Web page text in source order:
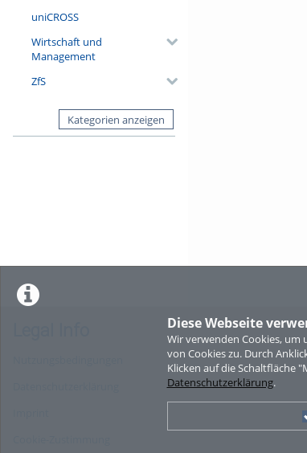
Diese Webseite
Wir verwenden Cookies, um
von Cookies zu. Durch
Klicken auf die Schaltfläche
Datenschutzerklärung.
uniCROSS
Wirtschaft und
Management
ZfS
Kategorien anzeigen